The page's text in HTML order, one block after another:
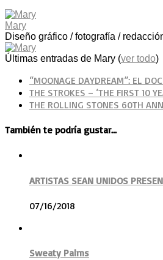
Mary
Diseño gráfico / fotografía /
Últimas entradas de Mary (ver todo)
“MOONAGE DAYDREAM”: EL
THE STROKES – ‘THE FIRST 10
THE ROLLING STONES 60TH
También te podría gustar...
ARTISTAS SEAN UNIDOS
07/16/2018
Sweaty Palms